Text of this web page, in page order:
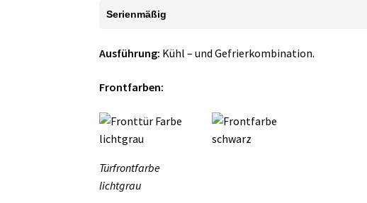
Serienmäßig
Ausführung: Kühl – und Gefrierkombination.
Frontfarben:
Türfrontfarbe
lichtgrau